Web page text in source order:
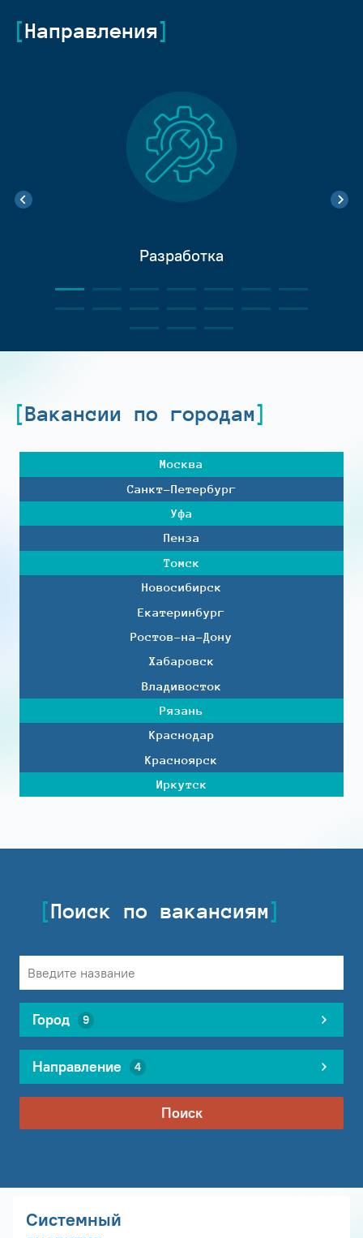
Направления
Разработка
Вакансии по городам
Москва
Санкт-Петербург
Уфа
Пенза
Томск
Новосибирск
Екатеринбург
Ростов-на-Дону
Хабаровск
Владивосток
Рязань
Краснодар
Красноярск
Иркутск
Поиск по вакансиям
Город 9
Направление 4
Поиск
Системный